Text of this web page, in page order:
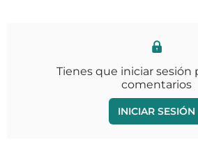
Tienes que iniciar sesión
comentarios
INICIAR SESIÓN